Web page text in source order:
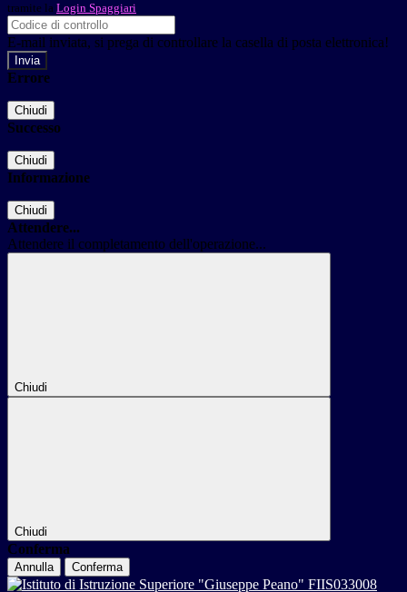
tramite la Login Spaggiari
E-mail inviata, si prega di controllare la casella di posta elettronica!
Errore
Chiudi
Successo
Chiudi
Informazione
Chiudi
Attendere...
Attendere il completamento dell'operazione...
Chiudi
Chiudi
Conferma
Annulla Conferma